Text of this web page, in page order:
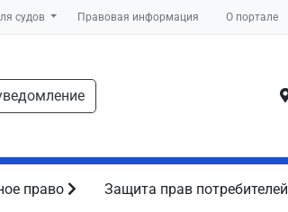
судов Правовая информация О портале
право Защита прав потребителей